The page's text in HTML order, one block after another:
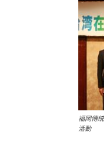
福岡傳
活動